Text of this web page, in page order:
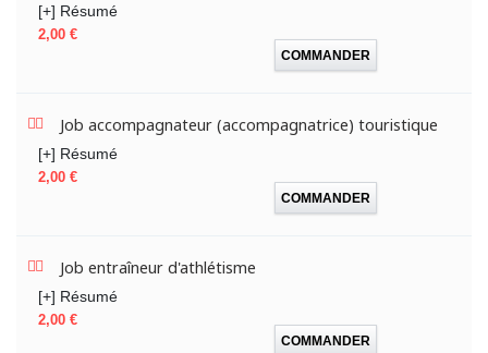
[+] Résumé
Prix
2,00 €
COMMANDER
Job accompagnateur (accompagnatrice) touristique
[+] Résumé
Prix
2,00 €
COMMANDER
Job entraîneur d'athlétisme
[+] Résumé
Prix
2,00 €
COMMANDER